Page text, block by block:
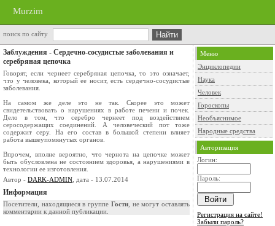
Murzim
поиск по сайту
Заблуждения - Сердечно-сосудистые заболевания и
серебряная цепочка
Говорят, если чернеет серебряная цепочка, то это означает,
что у человека, который ее носит, есть сердечно-сосудистые
заболевания.
На самом же деле это не так. Скорее это может
свидетельствовать о нарушениях в работе печени и почек.
Дело в том, что серебро чернеет под воздействием
серосодержащих соединений. А человеческий пот тоже
содержит серу. На его состав в большой степени влияет
работа вышеупомянутых органов.
Впрочем, вполне вероятно, что чернота на цепочке может
быть обусловлена не состоянием здоровья, а нарушениями в
технологии ее изготовления.
Автор - DARK-ADMIN , дата - 13.07.2014
Информация
Посетители, находящиеся в группе Гости, не могут оставлять
комментарии к данной публикации.
Меню
Энциклопедии
Наука
Человек
Гороскопы
Необъяснимое
Народные средства
Авторизация
Логин:
Пароль:
Регистрация на сайте!
Забыли пароль?